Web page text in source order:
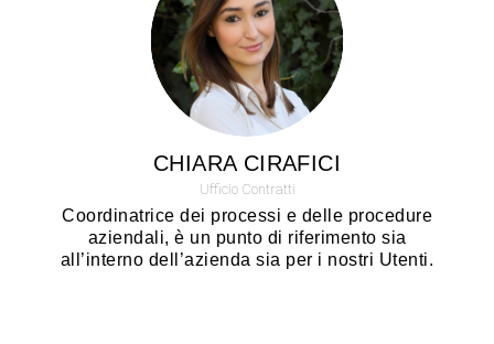
CHIARA CIRAFICI
Ufficio Contratti
Coordinatrice dei processi e delle procedure
aziendali, è un punto di riferimento sia
all’interno dell’azienda sia per i nostri Utenti.